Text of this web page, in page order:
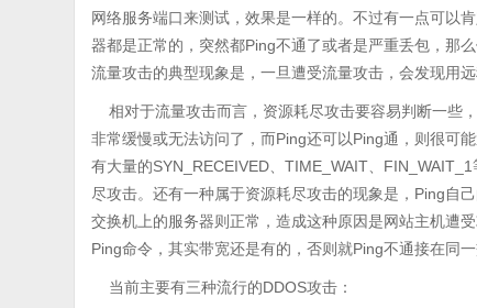
网络服务端口来测试，效果是一样的。不过有一点可以
器都是正常的，突然都Ping不通了或者是严重丢包，那
流量攻击的典型现象是，一旦遭受流量攻击，会发现用
相对于流量攻击而言，资源耗尽攻击要容易判断一些
非常缓慢或无法访问了，而Ping还可以Ping通，则很可
有大量的SYN_RECEIVED、TIME_WAIT、
尽攻击。还有一种属于资源耗尽攻击的现象是，Ping自
交换机上的服务器则正常，造成这种原因是网站主机遭
Ping命令，其实带宽还是有的，否则就Ping不通接在同一
当前主要有三种流行的DDOS攻击：